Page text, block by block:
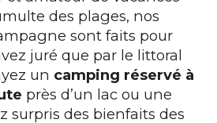
des plages, nos
sont faits pour
juré que par le littoral
un camping réservé à
près d’un lac ou une
surpris des bienfaits des